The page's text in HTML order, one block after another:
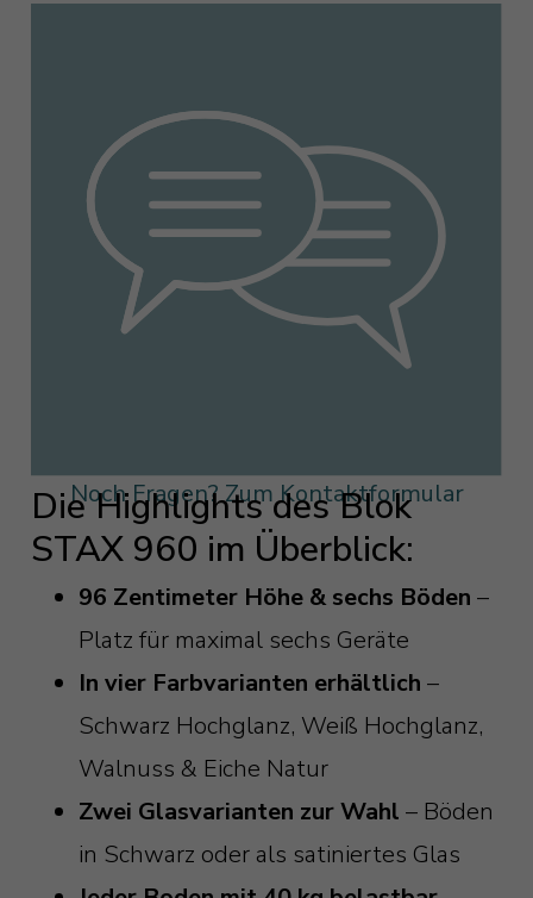
Noch Fragen? Zum Kontaktformular
Die Highlights des Blok
STAX 960 im Überblick:
96 Zentimeter Höhe & sechs Böden –
Platz für maximal sechs Geräte
In vier Farbvarianten erhältlich –
Schwarz Hochglanz, Weiß Hochglanz,
Walnuss & Eiche Natur
Zwei Glasvarianten zur Wahl – Böden
in Schwarz oder als satiniertes Glas